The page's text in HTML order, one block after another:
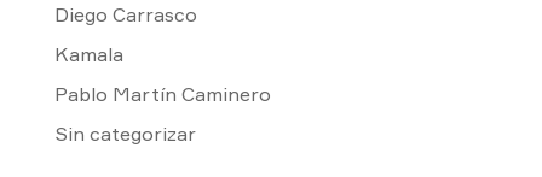
Diego Carrasco
Kamala
Pablo Martín Caminero
Sin categorizar